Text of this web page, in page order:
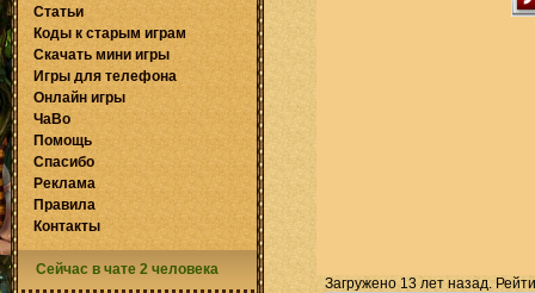
Загружено 13 лет назад.
Статьи
Коды к старым играм
Скачать мини игры
Игры для телефона
Онлайн игры
ЧаВо
Помощь
Спасибо
Реклама
Правила
Контакты
Сейчас в чате 2 человека